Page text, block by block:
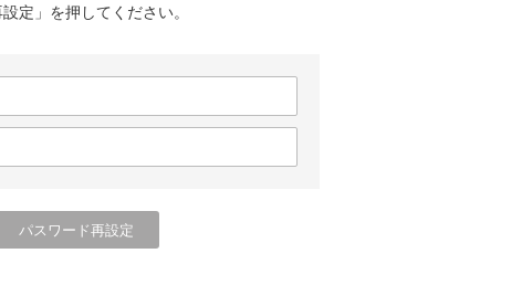
定」を押してください。